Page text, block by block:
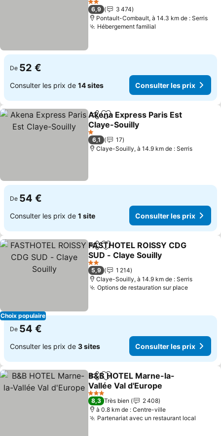
Consulter les prix
2 Étoiles
6,9
3 474
Pontault-Combault, à 14.3 km de : Serris
Hébergement familial
De 52 €
Consulter les prix de 14 sites Consulter les prix
PartagerAjouter à mes favoris
Akena Express Paris Est
Claye-Souilly
Consulter les prix
1 Étoiles
6,1
17
Claye-Souilly, à 14.9 km de : Serris
De 54 €
Consulter les prix de 1 site Consulter les prix
Choix populaire
PartagerAjouter à mes favoris
FASTHOTEL ROISSY CDG
SUD - Claye Souilly
Consulter les prix
2 Étoiles
5,9
1 214
Claye-Souilly, à 14.9 km de : Serris
Options de restauration sur place
De 54 €
Consulter les prix de 3 sites Consulter les prix
PartagerAjouter à mes favoris
B&B HOTEL Marne-la-
Vallée Val d'Europe
Consulter les prix
3 Étoiles
8,3 Très bien
2 408
à 0.8 km de : Centre-ville
Partenariat avec un restaurant local